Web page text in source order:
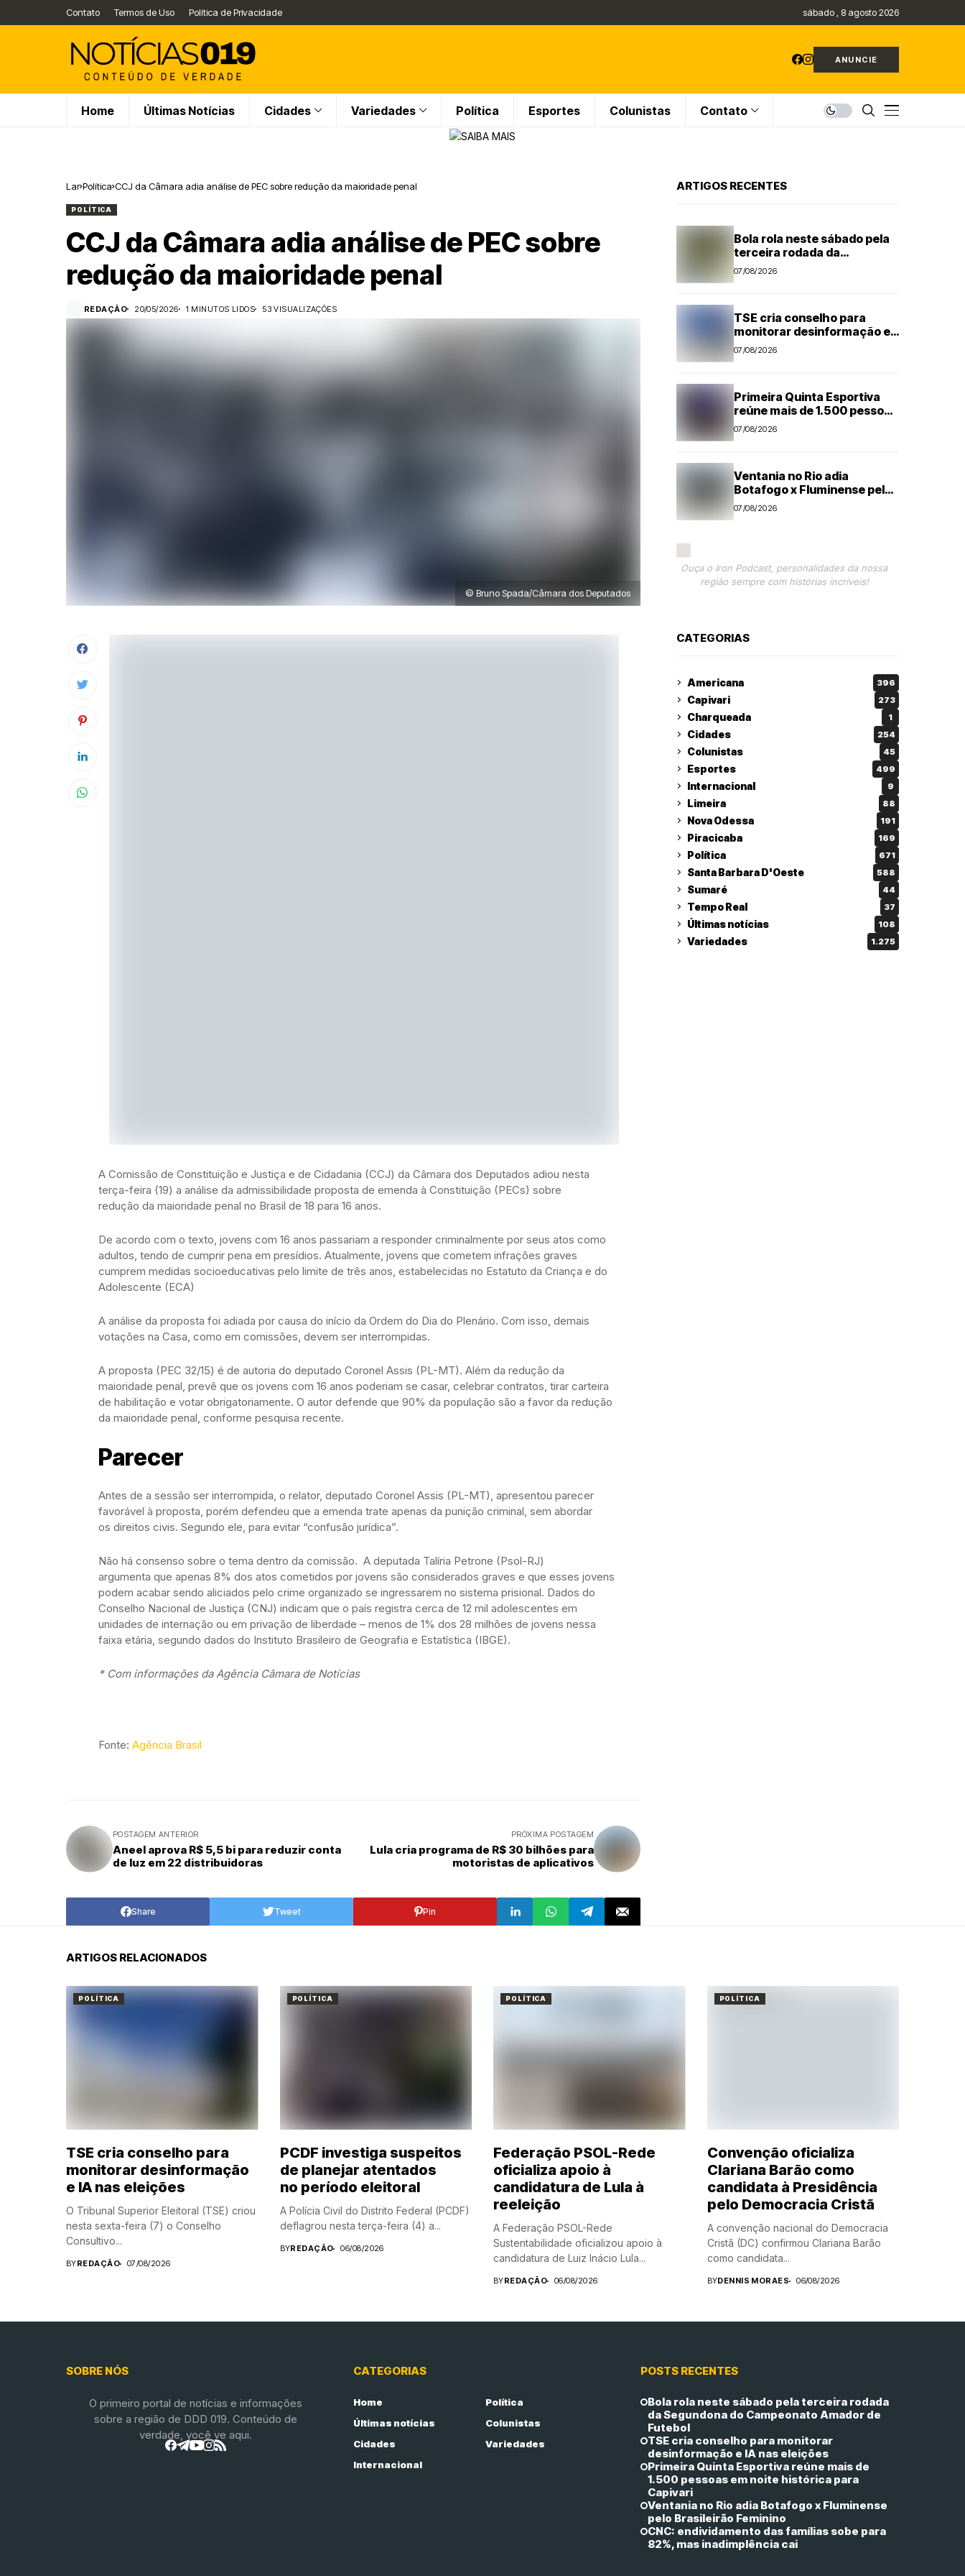
Contato Termos de Uso Política de Privacidade sábado , 8 agosto 2026
ANUNCIE
Home Últimas Notícias Cidades Variedades Política Esportes Colunistas Contato
Lar Política CCJ da Câmara adia análise de PEC sobre redução da maioridade penal
POLÍTICA
CCJ da Câmara adia análise de PEC sobre
redução da maioridade penal
REDAÇÃO 20/05/2026 1 MINUTOS LIDOS 53 VISUALIZAÇÕES
© Bruno Spada/Câmara dos Deputados
A Comissão de Constituição e Justiça e de Cidadania (CCJ) da Câmara dos Deputados adiou nesta
terça-feira (19) a análise da admissibilidade proposta de emenda à Constituição (PECs) sobre
redução da maioridade penal no Brasil de 18 para 16 anos.
De acordo com o texto, jovens com 16 anos passariam a responder criminalmente por seus atos como
adultos, tendo de cumprir pena em presídios. Atualmente, jovens que cometem infrações graves
cumprem medidas socioeducativas pelo limite de três anos, estabelecidas no Estatuto da Criança e do
Adolescente (ECA)
A análise da proposta foi adiada por causa do início da Ordem do Dia do Plenário. Com isso, demais
votações na Casa, como em comissões, devem ser interrompidas.
A proposta (PEC 32/15) é de autoria do deputado Coronel Assis (PL-MT). Além da redução da
maioridade penal, prevê que os jovens com 16 anos poderiam se casar, celebrar contratos, tirar carteira
de habilitação e votar obrigatoriamente. O autor defende que 90% da população são a favor da redução
da maioridade penal, conforme pesquisa recente.
Parecer
Antes de a sessão ser interrompida, o relator, deputado Coronel Assis (PL-MT), apresentou parecer
favorável à proposta, porém defendeu que a emenda trate apenas da punição criminal, sem abordar
os direitos civis. Segundo ele, para evitar “confusão jurídica”.
Não há consenso sobre o tema dentro da comissão. A deputada Talíria Petrone (Psol-RJ)
argumenta que apenas 8% dos atos cometidos por jovens são considerados graves e que esses jovens
podem acabar sendo aliciados pelo crime organizado se ingressarem no sistema prisional. Dados do
Conselho Nacional de Justiça (CNJ) indicam que o país registra cerca de 12 mil adolescentes em
unidades de internação ou em privação de liberdade – menos de 1% dos 28 milhões de jovens nessa
faixa etária, segundo dados do Instituto Brasileiro de Geografia e Estatística (IBGE).
* Com informações da Agência Câmara de Notícias
Fonte: Agência Brasil
POSTAGEM ANTERIOR
Aneel aprova R$ 5,5 bi para reduzir conta
de luz em 22 distribuidoras
PRÓXIMA POSTAGEM
Lula cria programa de R$ 30 bilhões para
motoristas de aplicativos
Share Tweet Pin
ARTIGOS RECENTES
Bola rola neste sábado pela
terceira rodada da
Segundona do Campeonato
07/08/2026
TSE cria conselho para
monitorar desinformação e
IA nas eleições
07/08/2026
Primeira Quinta Esportiva
reúne mais de 1.500 pessoas
em noite histórica para
07/08/2026
Ventania no Rio adia
Botafogo x Fluminense pelo
Brasileirão Feminino
07/08/2026
Ouça o Iron Podcast, personalidades da nossa
região sempre com histórias incríveis!
CATEGORIAS
Americana 396
Capivari 273
Charqueada 1
Cidades 254
Colunistas 45
Esportes 499
Internacional 9
Limeira 88
Nova Odessa 191
Piracicaba 169
Política 671
Santa Barbara D'Oeste 588
Sumaré 44
Tempo Real 37
Últimas notícias 108
Variedades 1.275
ARTIGOS RELACIONADOS
POLÍTICA
TSE cria conselho para
monitorar desinformação
e IA nas eleições
O Tribunal Superior Eleitoral (TSE) criou
nesta sexta-feira (7) o Conselho
Consultivo...
BYREDAÇÃO 07/08/2026
POLÍTICA
PCDF investiga suspeitos
de planejar atentados
no período eleitoral
A Polícia Civil do Distrito Federal (PCDF)
deflagrou nesta terça-feira (4) a...
BYREDAÇÃO 06/08/2026
POLÍTICA
Federação PSOL-Rede
oficializa apoio à
candidatura de Lula à
reeleição
A Federação PSOL-Rede
Sustentabilidade oficializou apoio à
candidatura de Luiz Inácio Lula...
BYREDAÇÃO 06/08/2026
POLÍTICA
Convenção oficializa
Clariana Barão como
candidata à Presidência
pelo Democracia Cristã
A convenção nacional do Democracia
Cristã (DC) confirmou Clariana Barão
como candidata...
BYDENNIS MORAES 06/08/2026
SOBRE NÓS
O primeiro portal de notícias e informações
sobre a região de DDD 019. Conteúdo de
verdade, você ve aqui.
CATEGORIAS
Home
Política
Últimas notícias
Colunistas
Cidades
Variedades
Internacional
POSTS RECENTES
Bola rola neste sábado pela terceira rodada
da Segundona do Campeonato Amador de
Futebol
TSE cria conselho para monitorar
desinformação e IA nas eleições
Primeira Quinta Esportiva reúne mais de
1.500 pessoas em noite histórica para
Capivari
Ventania no Rio adia Botafogo x Fluminense
pelo Brasileirão Feminino
CNC: endividamento das famílias sobe para
82%, mas inadimplência cai